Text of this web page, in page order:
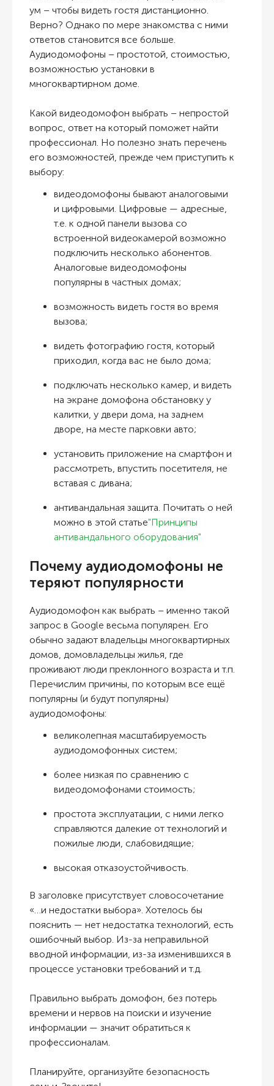
ум – чтобы видеть гостя дистанционно.
Верно? Однако по мере знакомства с ними
ответов становится все больше.
Аудиодомофоны – простотой, стоимостью,
возможностью установки в
многоквартирном доме.
Какой видеодомофон выбрать – непростой
вопрос, ответ на который поможет найти
профессионал. Но полезно знать перечень
его возможностей, прежде чем приступить к
выбору:
видеодомофоны бывают аналоговыми
и цифровыми. Цифровые — адресные,
т.е. к одной панели вызова со
встроенной видеокамерой возможно
подключить несколько абонентов.
Аналоговые видеодомофоны
популярны в частных домах;
возможность видеть гостя во время
вызова;
видеть фотографию гостя, который
приходил, когда вас не было дома;
подключать несколько камер, и видеть
на экране домофона обстановку у
калитки, у двери дома, на заднем
дворе, на месте парковки авто;
установить приложение на смартфон и
рассмотреть, впустить посетителя, не
вставая с дивана;
антивандальная защита. Почитать о ней
можно в этой статье"Принципы
антивандального оборудования"
Почему аудиодомофоны не
теряют популярности
Аудиодомофон как выбрать – именно такой
запрос в Google весьма популярен. Его
обычно задают владельцы многоквартирных
домов, домовладельцы жилья, где
проживают люди преклонного возраста и т.п.
Перечислим причины, по которым все ещё
популярны (и будут популярны)
аудиодомофоны:
великолепная масштабируемость
аудиодомофонных систем;
более низкая по сравнению с
видеодомофонами стоимость;
простота эксплуатации, с ними легко
справляются далекие от технологий и
пожилые люди, слабовидящие;
высокая отказоустойчивость.
В заголовке присутствует словосочетание
«…и недостатки выбора». Хотелось бы
пояснить — нет недостатка технологий, есть
ошибочный выбор. Из-за неправильной
вводной информации, из-за изменившихся в
процессе установки требований и т.д.
Правильно выбрать домофон, без потерь
времени и нервов на поиски и изучение
информации — значит обратиться к
профессионалам.
Планируйте, организуйте безопасность